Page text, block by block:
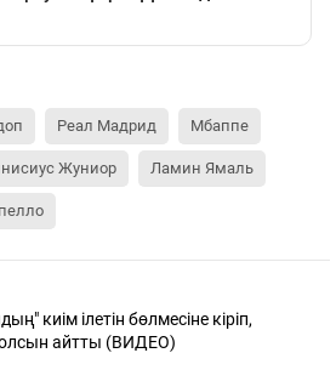
Реал Мадрид Мбаппе
Жуниор Ламин Ямаль
киім ілетін бөлмесіне кіріп,
айтты (ВИДЕО)